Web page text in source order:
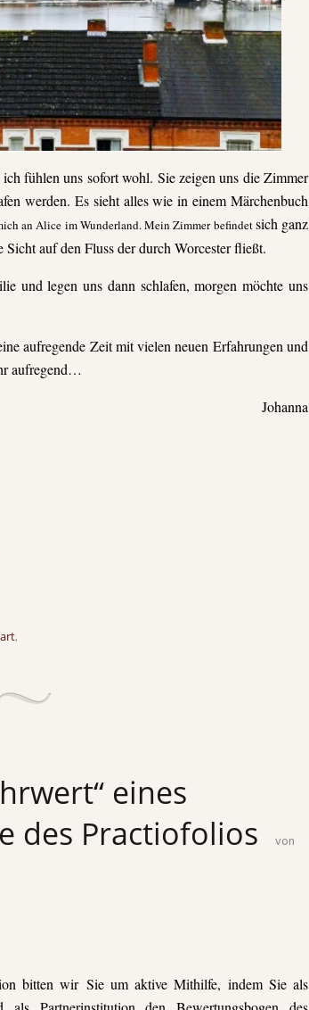
fühlen uns sofort wohl. Sie zeigen uns die Zimmer
werden. Es sieht alles wie in einem Märchenbuch
an Alice im Wunderland. Mein Zimmer befindetsich ganz
auf den Fluss der durch Worcesterfließt.
und legen uns dann schlafen, morgen möchte uns
aufregende Zeit mit vielen neuen Erfahrungen und
aufregend…
Johanna
,
eines
des Practiofolios
von
bitten wir Sie um aktive Mithilfe, indem Sie als